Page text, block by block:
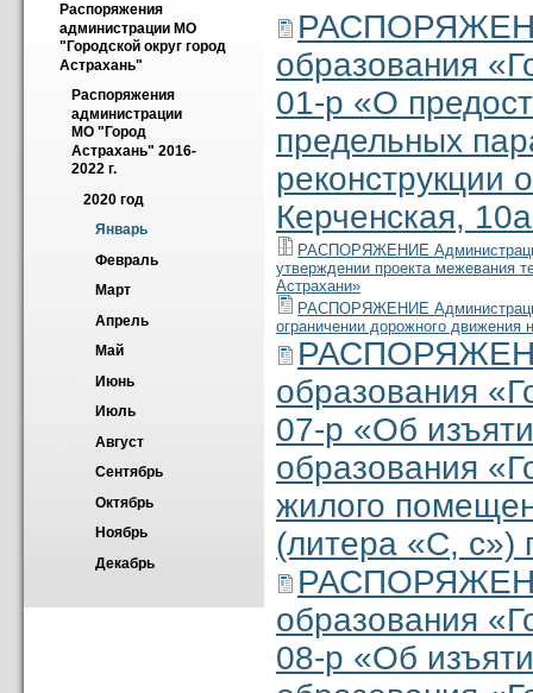
Распоряжения
администрации МО
"Городской округ город
Астрахань"
Распоряжения
администрации
МО "Город
Астрахань" 2016-
2022 г.
2020 год
Январь
Февраль
Март
Апрель
Май
Июнь
Июль
Август
Сентябрь
Октябрь
Ноябрь
Декабрь
образования
01-р «О
предельных
реконструкции
Керченская,
РАСПОРЯЖЕНИЕ
утверждении проекта межевания
Астрахани»
РАСПОРЯЖЕНИЕ
ограничении дорожного движения
образования
07-р «Об
образования
жилого
(литера «С, с»)
образования
08-р «Об